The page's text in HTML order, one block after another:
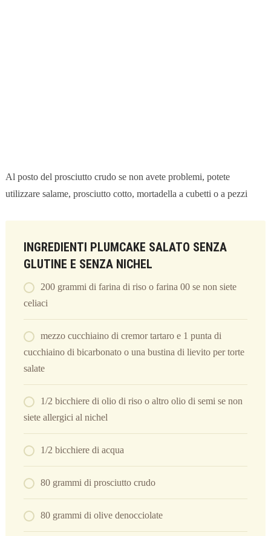
Al posto del prosciutto crudo se non avete problemi, potete
utilizzare salame, prosciutto cotto, mortadella a cubetti o a pezzi
INGREDIENTI PLUMCAKE SALATO SENZA
GLUTINE E SENZA NICHEL
200 grammi di farina di riso o farina 00 se non siete
celiaci
mezzo cucchiaino di cremor tartaro e 1 punta di
cucchiaino di bicarbonato o una bustina di lievito per torte
salate
1/2 bicchiere di olio di riso o altro olio di semi se non
siete allergici al nichel
1/2 bicchiere di acqua
80 grammi di prosciutto crudo
80 grammi di olive denocciolate